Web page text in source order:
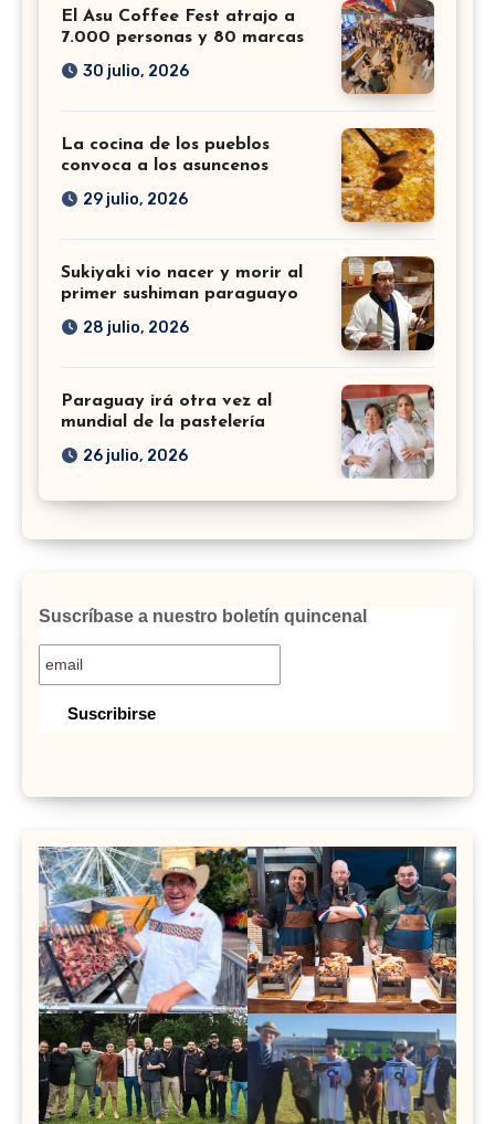
El Asu Coffee Fest atrajo a
7.000 personas y 80 marcas
30 julio, 2026
La cocina de los pueblos
convoca a los asuncenos
29 julio, 2026
Sukiyaki vio nacer y morir al
primer sushiman paraguayo
28 julio, 2026
Paraguay irá otra vez al
mundial de la pastelería
26 julio, 2026
Suscríbase a nuestro boletín quincenal